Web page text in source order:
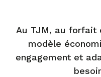
Au TJM, au forfait
modèle
engagement et